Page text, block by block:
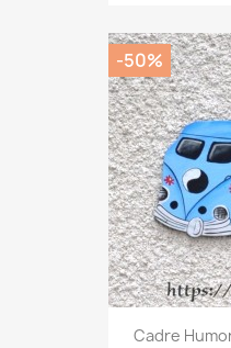
Cadre
-50%